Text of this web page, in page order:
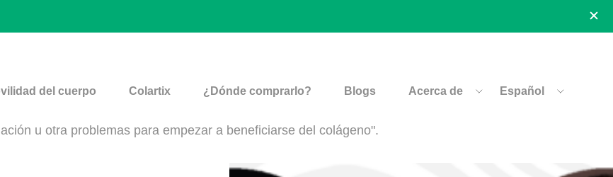
del cuerpo Colartix ¿Dónde comprarlo? Blogs Acerca de Español
u otra problemas para empezar a beneficiarse del colágeno".